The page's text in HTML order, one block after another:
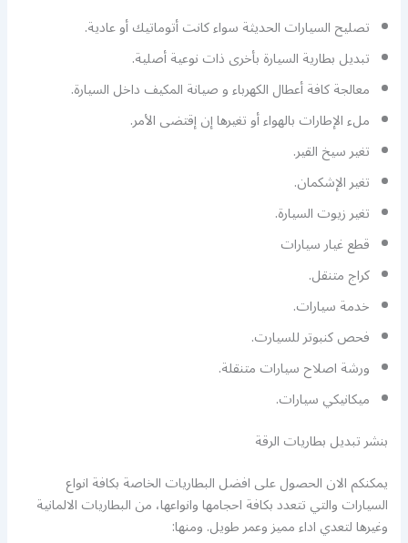
تصليح السيارات الحديثة سواء كانت أتوماتيك أو عادية.
تبديل بطارية السيارة بأخرى ذات نوعية أصلية.
معالجة كافة أعطال الكهرباء و صيانة المكيف داخل السيارة.
ملء الإطارات بالهواء أو تغيرها إن إقتضى الأمر.
تغير سيخ القير.
تغير الإشكمان.
تغير زيوت السيارة.
قطع غيار سيارات
كراج متنقل.
خدمة سيارات.
فحص كنبوتر للسيارت.
ورشة اصلاح سيارات متنقلة.
ميكانيكي سيارات.
بنشر تبديل بطاريات الرقة
يمكنكم الان الحصول على افضل البطاريات الخاصة بكافة انواع
السيارات والتي تتعدد بكافة احجامها وانواعها، من البطاريات الالمانية
وغيرها لتعدي اداء مميز وعمر طويل. ومنها: